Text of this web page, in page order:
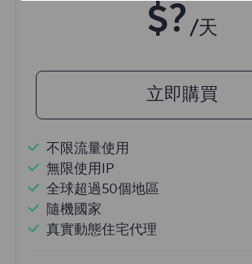
$? /天
立即購買
不限流量使用
無限使用IP
全球超過50個地區
隨機國家
真實動態住宅代理